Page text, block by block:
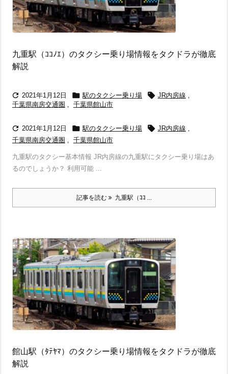
九重駅（ｺｺﾉｴ）のタクシー乗り場情報をタクドラが徹底
解説
 2021年1月12日  駅のタクシー乗り場  JR内房線 ,
千葉県南房交通圏 , 千葉県館山市
 2021年1月12日  駅のタクシー乗り場  JR内房線 ,
千葉県南房交通圏 , 千葉県館山市
九重駅のタクシー基本情報 JR内房線の九重駅にタクシー乗り場はあ
るのでしょうか？ 利用可能 ...
記事を読む 九重駅（ｺｺ ...
館山駅（ﾀﾃﾔﾏ）のタクシー乗り場情報をタクドラが徹底
解説